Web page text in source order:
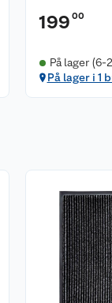
199 00
På lager (6-
På lager i 1